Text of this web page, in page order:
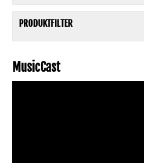
PRODUKTFILTER
MusicCast